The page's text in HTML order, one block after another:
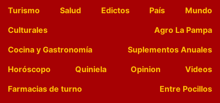
Turismo
Salud Edictos País
Mundo
Culturales
Agro La Pampa
Cocina y Gastronomía
Suplementos Anuales
Horóscopo
Quiniela Opinion
Videos
Farmacias de turno
Entre Pocillos